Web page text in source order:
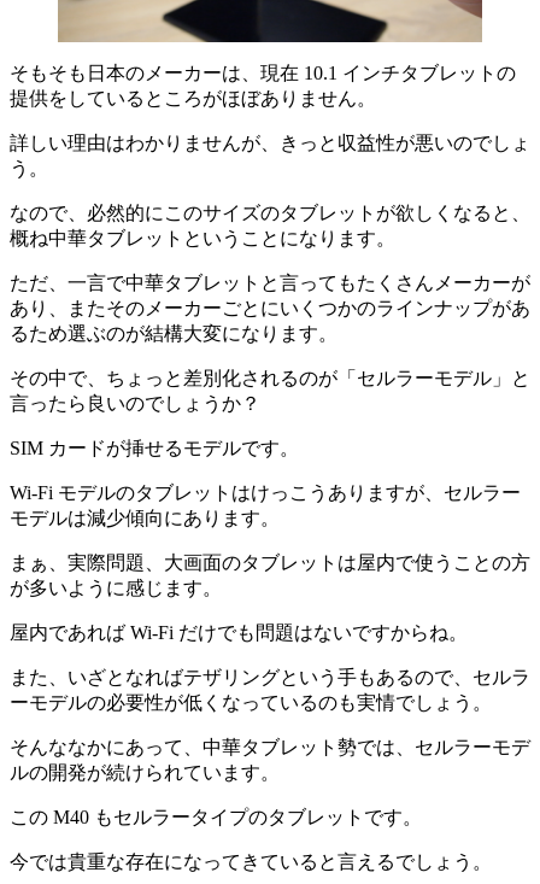
そもそも日本のメーカーは、現在 10.1 インチタブレットの
提供をしているところがほぼありません。
詳しい理由はわかりませんが、きっと収益性が悪いのでしょ
う。
なので、必然的にこのサイズのタブレットが欲しくなると、
概ね中華タブレットということになります。
ただ、一言で中華タブレットと言ってもたくさんメーカーが
あり、またそのメーカーごとにいくつかのラインナップがあ
るため選ぶのが結構大変になります。
その中で、ちょっと差別化されるのが「セルラーモデル」と
言ったら良いのでしょうか？
SIM カードが挿せるモデルです。
Wi-Fi モデルのタブレットはけっこうありますが、セルラー
モデルは減少傾向にあります。
まぁ、実際問題、大画面のタブレットは屋内で使うことの方
が多いように感じます。
屋内であれば Wi-Fi だけでも問題はないですからね。
また、いざとなればテザリングという手もあるので、セルラ
ーモデルの必要性が低くなっているのも実情でしょう。
そんななかにあって、中華タブレット勢では、セルラーモデ
ルの開発が続けられています。
この M40 もセルラータイプのタブレットです。
今では貴重な存在になってきていると言えるでしょう。